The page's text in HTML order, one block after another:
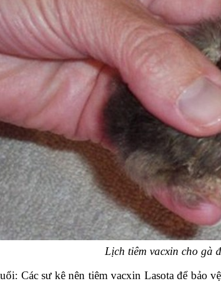
Lịch tiêm vacxin cho gà
Các sư kê nên tiêm vacxin Lasota để bảo